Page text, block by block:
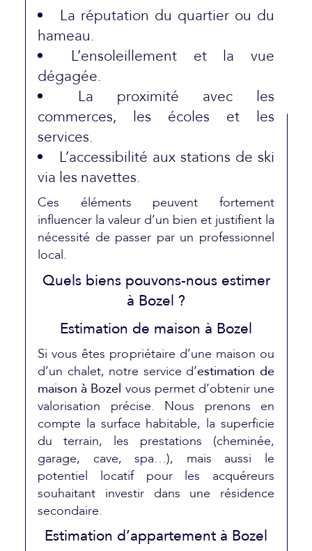
La réputation du quartier ou du
hameau.
L’ensoleillement et la vue
dégagée.
La proximité avec les
commerces, les écoles et les
services.
L’accessibilité aux stations de ski
via les navettes.
Ces éléments peuvent fortement
influencer la valeur d’un bien et justifient la
nécessité de passer par un professionnel
local.
Quels biens pouvons-nous estimer
à Bozel ?
Estimation de maison à Bozel
Si vous êtes propriétaire d’une maison ou
d’un chalet, notre service d’estimation de
maison à Bozel vous permet d’obtenir une
valorisation précise. Nous prenons en
compte la surface habitable, la superficie
du terrain, les prestations (cheminée,
garage, cave, spa…), mais aussi le
potentiel locatif pour les acquéreurs
souhaitant investir dans une résidence
secondaire.
Estimation d’appartement à Bozel